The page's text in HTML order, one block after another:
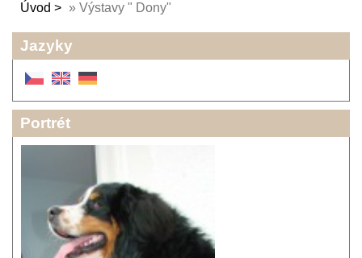
Úvod » Výstavy " Dony"
Jazyky
Portrét